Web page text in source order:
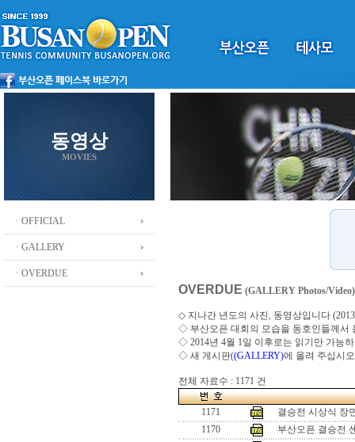
동영상
MOVIES
ㆍOFFICIAL
ㆍGALLERY
ㆍOVERDUE
OVERDUE (GALLERY Photos/Video)
◇ 지나간 년도의 사진, 동영상입니다
◇ 부산오픈 대회의 모습을 동호인들께서
◇ 2014년 4월 1일 이후로는 읽기만 가능
◇ 새 게시판((GALLERY)에 올려 주십시오
전체 자료수 : 1171 건
1171
결승전 시상식 장
1170
부산오픈 결승전